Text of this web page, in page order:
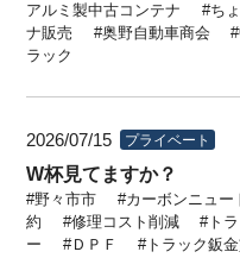
アルミ製中古コンテナ
ち
ナ販売
奥野自動車商会
ラック
2026/07/15 プライベート
W杯見てますか？
野々市市 カーボンニュー
約
修理コスト削減 ト
ー
ＤＰＦ トラック鈑